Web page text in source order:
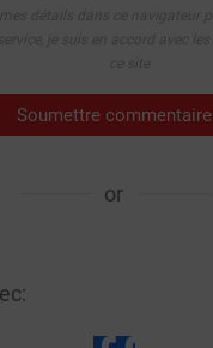
Soumettre commentaire
or